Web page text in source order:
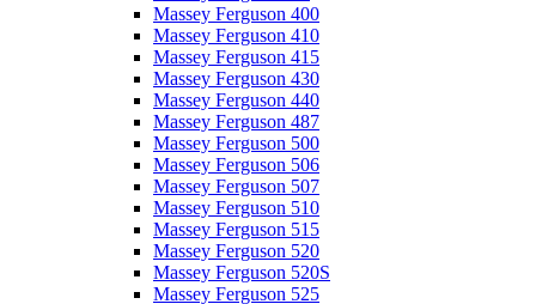
Massey Ferguson 400
Massey Ferguson 410
Massey Ferguson 415
Massey Ferguson 430
Massey Ferguson 440
Massey Ferguson 487
Massey Ferguson 500
Massey Ferguson 506
Massey Ferguson 507
Massey Ferguson 510
Massey Ferguson 515
Massey Ferguson 520
Massey Ferguson 520S
Massey Ferguson 525